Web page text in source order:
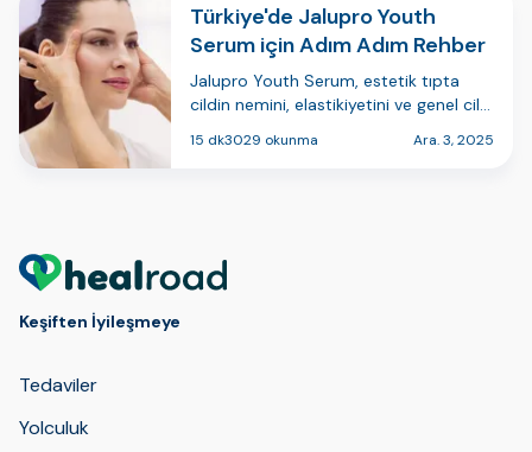
Türkiye'de Jalupro Youth
Serum için Adım Adım Rehber
Jalupro Youth Serum, estetik tıpta
cildin nemini, elastikiyetini ve genel cilt
cilt yenileme tedavisidir. Türkiye'de bu
15 dk3029 okunma Ara. 3, 2025
Keşiften İyileşmeye
Tedaviler
Yolculuk